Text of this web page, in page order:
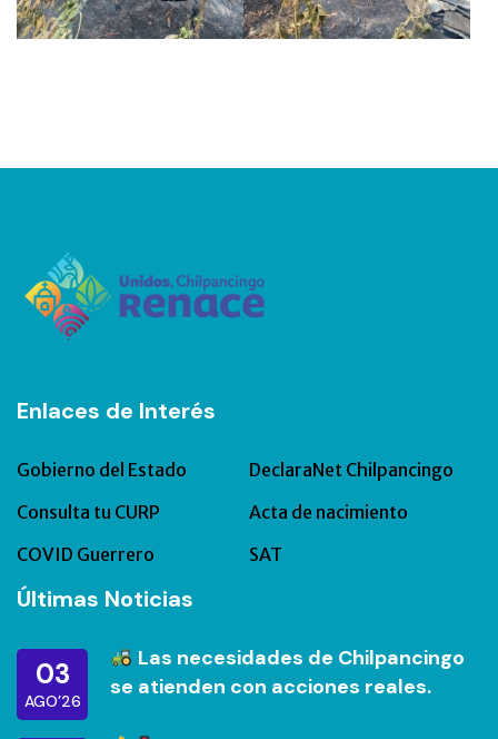
Enlaces de Interés
Gobierno del Estado
DeclaraNet Chilpancingo
Consulta tu CURP
Acta de nacimiento
COVID Guerrero
SAT
Últimas Noticias
03
AGO’26
Las necesidades de Chilpancingo
se atienden con acciones reales.